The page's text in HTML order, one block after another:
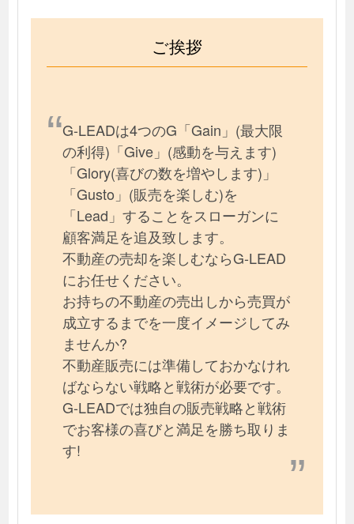
ご挨拶
G-LEADは4つのG「Gain」(最大限
の利得)「Give」(感動を与えます)
「Glory(喜びの数を増やします)」
「Gusto」(販売を楽しむ)を
「Lead」することをスローガンに
顧客満足を追及致します。
不動産の売却を楽しむならG-LEAD
にお任せください。
お持ちの不動産の売出しから売買が
成立するまでを一度イメージしてみ
ませんか?
不動産販売には準備しておかなけれ
ばならない戦略と戦術が必要です。
G-LEADでは独自の販売戦略と戦術
でお客様の喜びと満足を勝ち取りま
す!